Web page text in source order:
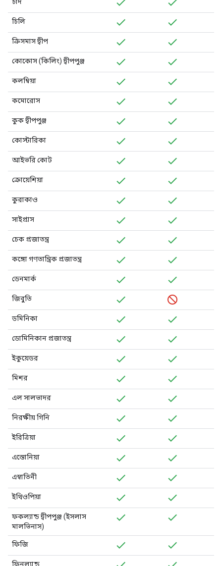
চিলি
ক্রিসমাস দ্বীপ
কোকোস (কিলিং) দ্বীপপুঞ্জ
কলম্বিয়া
কমোরোস
কুক দ্বীপপুঞ্জ
কোস্টারিকা
আইভরি কোট
ক্রোয়েশিয়া
কুরাকাও
সাইপ্রাস
চেক প্রজাতন্ত্র
কঙ্গো গণতান্ত্রিক প্রজাতন্ত্র
ডেনমার্ক
জিবুতি
ডমিনিকা
ডোমিনিকান প্রজাতন্ত্র
ইকুয়েডর
মিশর
এল সালভাদর
নিরক্ষীয় গিনি
ইরিত্রিয়া
এস্তোনিয়া
এস্বাতিনী
ইথিওপিয়া
ফকল্যান্ড দ্বীপপুঞ্জ (ইসলাস
মালভিনাস)
ফিজি
ফিনল্যান্ড